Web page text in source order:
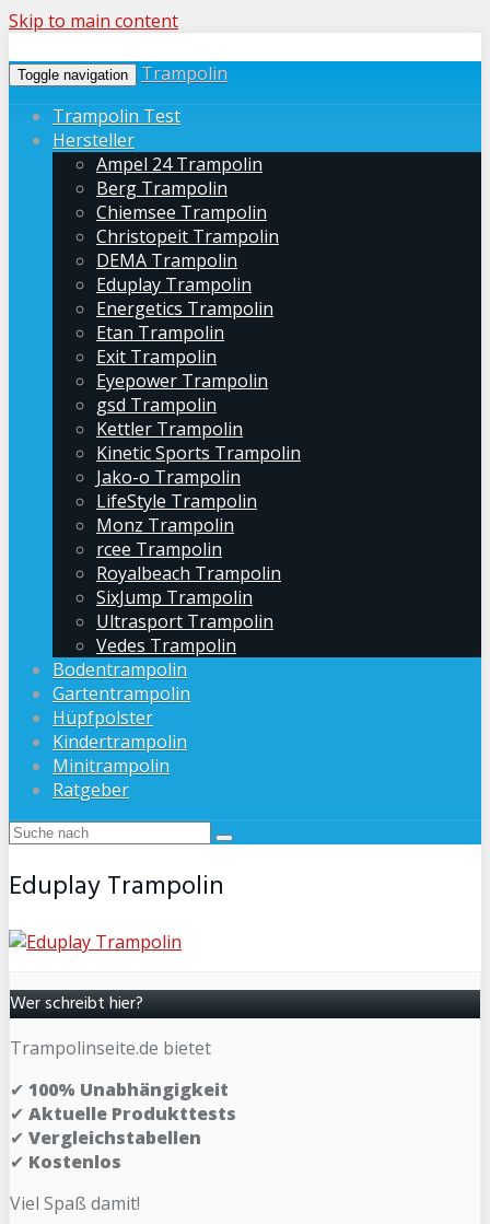
Skip to main content
Toggle navigation
Trampolin
Trampolin Test
Hersteller
Ampel 24 Trampolin
Berg Trampolin
Chiemsee Trampolin
Christopeit Trampolin
DEMA Trampolin
Eduplay Trampolin
Energetics Trampolin
Etan Trampolin
Exit Trampolin
Eyepower Trampolin
gsd Trampolin
Kettler Trampolin
Kinetic Sports Trampolin
Jako-o Trampolin
LifeStyle Trampolin
Monz Trampolin
rcee Trampolin
Royalbeach Trampolin
SixJump Trampolin
Ultrasport Trampolin
Vedes Trampolin
Bodentrampolin
Gartentrampolin
Hüpfpolster
Kindertrampolin
Minitrampolin
Ratgeber
Eduplay Trampolin
Wer schreibt hier?
Trampolinseite.de bietet
✔ 100% Unabhängigkeit
✔ Aktuelle Produkttests
✔ Vergleichstabellen
✔ Kostenlos
Viel Spaß damit!